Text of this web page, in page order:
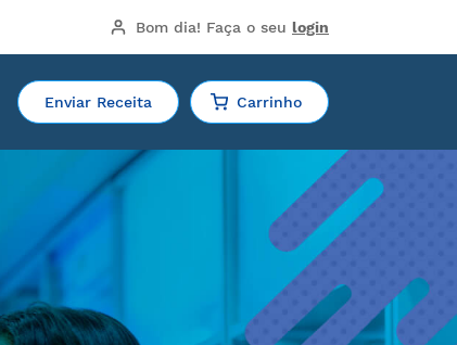
Bom dia! Faça o seu login
Enviar Receita Carrinho